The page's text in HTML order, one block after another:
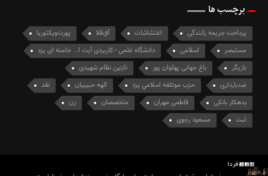
برچسب ها
پرداخت جریمه رانندگی اغتشاشات آق‌قلا
پورت‌ویکتوریا
مستبصر
اسلامی
دانشگاه علمی - کاربردی آیت ا... خامنه ای یزد
بازیگر
باغ جهانی پهلوان پور
نازنین نظام شهیدی
ضدبارداری
حزب موتلفه اسلامي یزد الهه حبيبيان
نقد
بدهکار بانکی
فاطمی مهران متخصصان
زن
ثبت
مسعود رجوی